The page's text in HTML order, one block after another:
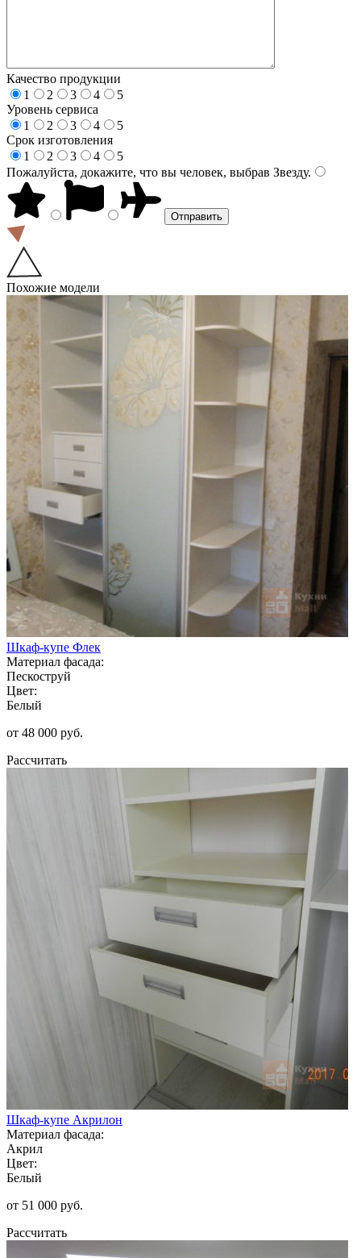
Качество продукции
1
2 3 4
5
Уровень сервиса
1
2 3 4
5
Срок изготовления
1
2 3 4
5
Пожалуйста, докажите, что вы человек, выбрав Звезду.
Похожие модели
Шкаф-купе Флек
Материал фасада:
Пескоструй
Цвет:
Белый
от 48 000 руб.
Рассчитать
Шкаф-купе Акрилон
Материал фасада:
Акрил
Цвет:
Белый
от 51 000 руб.
Рассчитать